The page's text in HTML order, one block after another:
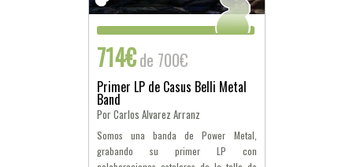
714€de 700€
Primer LP de Casus Belli Metal
Band
Por Carlos Alvarez Arranz
Somos una banda de Power Metal,
grabando su primer LP con